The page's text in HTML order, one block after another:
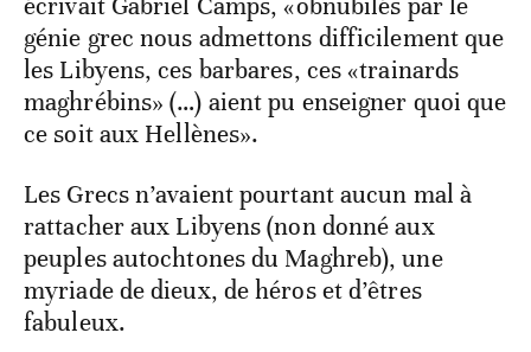
génie grec nous admettons difficilement que
les Libyens, ces barbares, ces «trainards
maghrébins» (…) aient pu enseigner quoi que
ce soit aux Hellènes».
Les Grecs n’avaient pourtant aucun mal à
rattacher aux Libyens (non donné aux
peuples autochtones du Maghreb), une
myriade de dieux, de héros et d’êtres
fabuleux.